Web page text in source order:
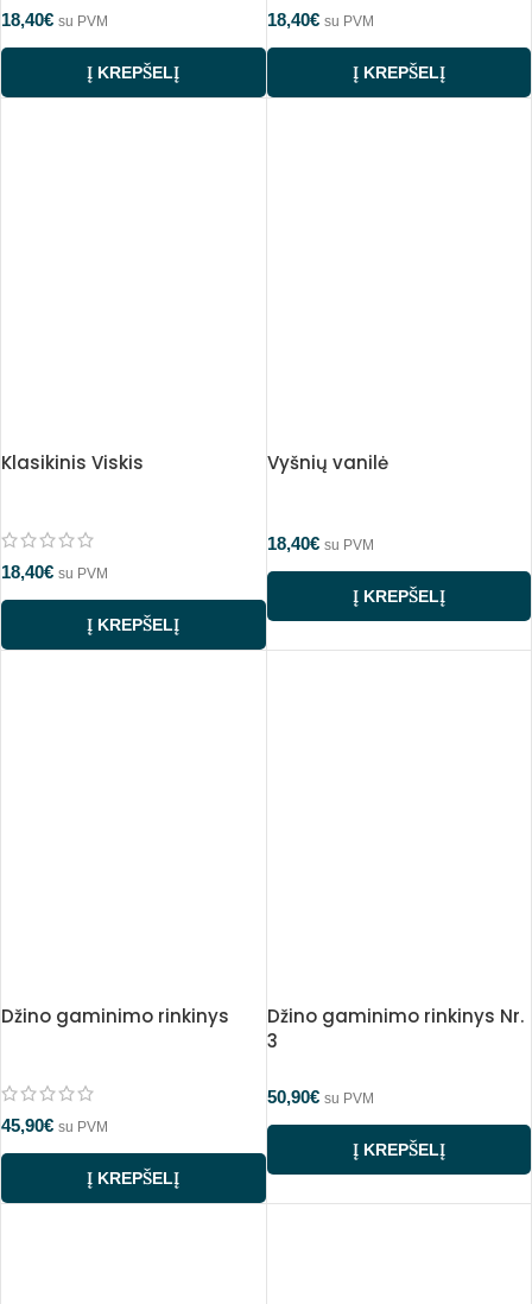
18,40€ su PVM
Į KREPŠELĮ
18,40€ su PVM
Į KREPŠELĮ
Klasikinis Viskis
18,40€ su PVM
Į KREPŠELĮ
Vyšnių vanilė
18,40€ su PVM
Į KREPŠELĮ
Džino gaminimo rinkinys
45,90€ su PVM
Į KREPŠELĮ
Džino gaminimo rinkinys Nr.
3
50,90€ su PVM
Į KREPŠELĮ